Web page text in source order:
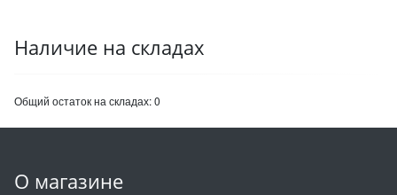
Наличие на складах
Общий остаток на складах:0
О магазине